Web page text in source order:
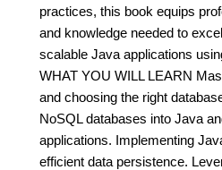
practices, this book equips
and knowledge needed to
scalable Java applications
WHAT YOU WILL LEARN
and choosing the right
NoSQL databases into Java
applications. Implementing
efficient data persistence.